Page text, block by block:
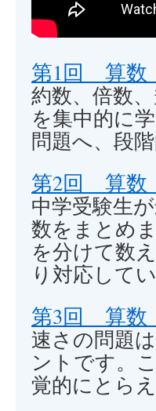
第1回 算数
約数、倍数
を集中的に
問題へ、段
第2回 算数
中学受験生
数をまとめ
を分けて数
り対応してい
第3回 算数
速さの問題
ントです。
覚的にとら